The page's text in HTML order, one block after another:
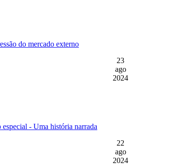
do mercado externo
23
ago
2024
- Uma história narrada
22
ago
2024